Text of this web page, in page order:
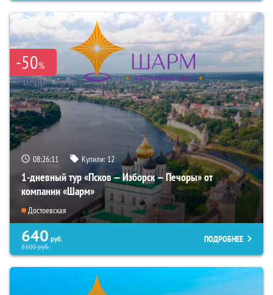
-50%
08:26:09 Купили:12
1-дневный тур «Псков — Изборск — Печоры» от
компании «Шарм»
Достоевская
640 руб.
5100руб.
ПОДРОБНЕЕ